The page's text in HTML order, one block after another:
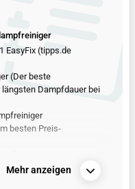
EasyFix (tipps.de
(Der beste
Dampfdauer bei
besten Preis-
in-1
Mehr anzeigen